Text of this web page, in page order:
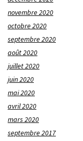
novembre 2020
octobre 2020
septembre 2020
août 2020
juillet 2020
juin 2020
mai 2020
avril 2020
mars 2020
septembre 2017